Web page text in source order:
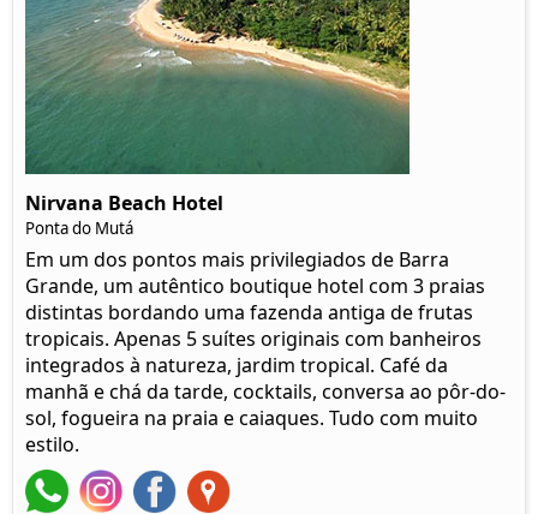
Nirvana Beach Hotel
Ponta do Mutá
Em um dos pontos mais privilegiados de Barra
Grande, um autêntico boutique hotel com 3 praias
distintas bordando uma fazenda antiga de frutas
tropicais. Apenas 5 suítes originais com banheiros
integrados à natureza, jardim tropical. Café da
manhã e chá da tarde, cocktails, conversa ao pôr-do-
sol, fogueira na praia e caiaques. Tudo com muito
estilo.